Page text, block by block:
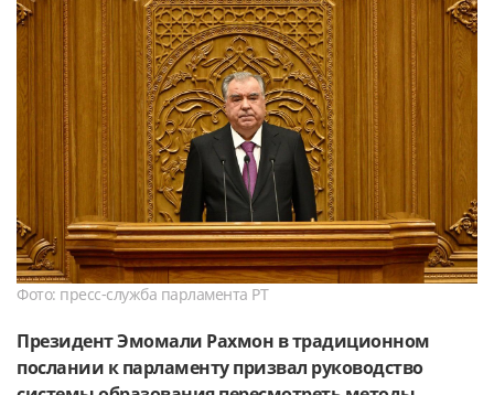
Фото: пресс-служба парламента РТ
Президент Эмомали Рахмон в традиционном
послании к парламенту призвал руководство